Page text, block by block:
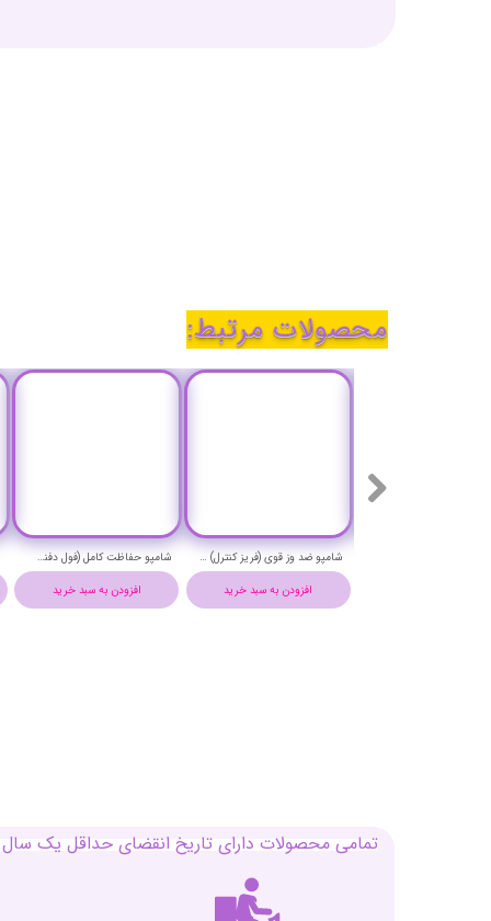
شامپو حفاظت کامل (فول دفنس) لاکمه حجم 300 میلی لیتر- Lakme TEKNIA FULL DEFENSE Shampoo
افزودن به سبد خرید
شامپو ضد وز قوی (فریز کنترل) لاکمه حجم 300 میلی لیتر- Lakme TEKNIA FRIZZ CONTROL Shampoo
افزودن به سبد خرید
محصولات مرتبط:
تمامی محصولات دارای تاریخ انقضای حداقل یک